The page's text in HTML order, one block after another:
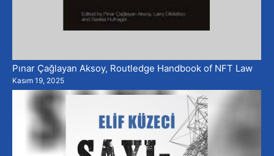
Pınar Çağlayan Aksoy, Routledge Handbook of NFT Law
Kasım 19, 2025